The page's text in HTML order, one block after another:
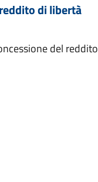
di libertà
del reddito